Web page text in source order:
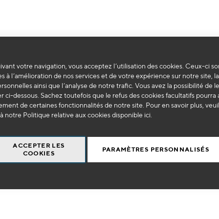
votre navigation, vous acceptez l’utilisation des cookies. Ceux-ci
à l’amélioration de nos services et de votre expérience sur notre site,
ainsi que l’analyse de notre trafic. Vous avez la possibilité de
ci-dessous. Sachez toutefois que le refus des cookies facultatifs pourra
de certaines fonctionnalités de notre site. Pour en savoir plus,
notre Politique relative aux cookies disponible ici
ACCEPTER LES
COOKIES
PARAMÈTRES PERSONNALISÉS
Impossible de trouver des produits correspondants à votre sélection.